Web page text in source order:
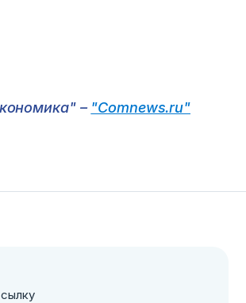
– "Comnews.ru"